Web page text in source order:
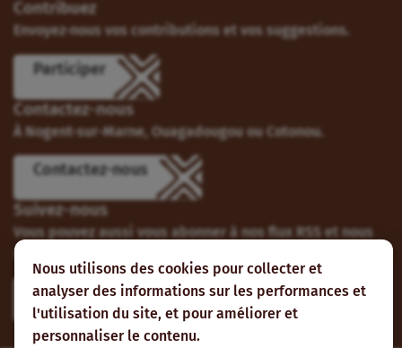
Nous utilisons des cookies pour collecter et
analyser des informations sur les performances et
l'utilisation du site, et pour améliorer et
personnaliser le contenu.
Contribuez
Envoyez-nous vos contributions et vos suggestions.
Participer
Contactez-nous
À Nogent-sur-Marne, Ouagadougou ou Cotonou.
Contactez-nous
Suivez-nous
Vous pouvez aussi vous abonner à nos flux RSS et nous
suivre sur les réseaux sociaux.